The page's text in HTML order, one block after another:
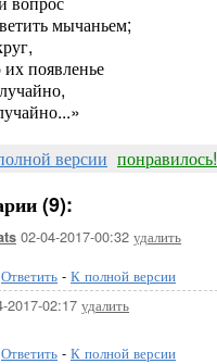
мычаньем;
появленье
версии понравилось!
(9):
02-04-2017-00:32 удалить
Ответить - К полной версии
2017-02:17 удалить
Ответить - К полной версии